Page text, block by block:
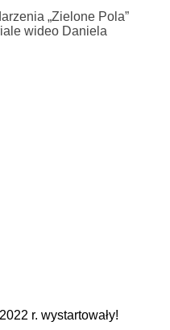
„Zielone Pola”
wideo Daniela
r. wystartowały!